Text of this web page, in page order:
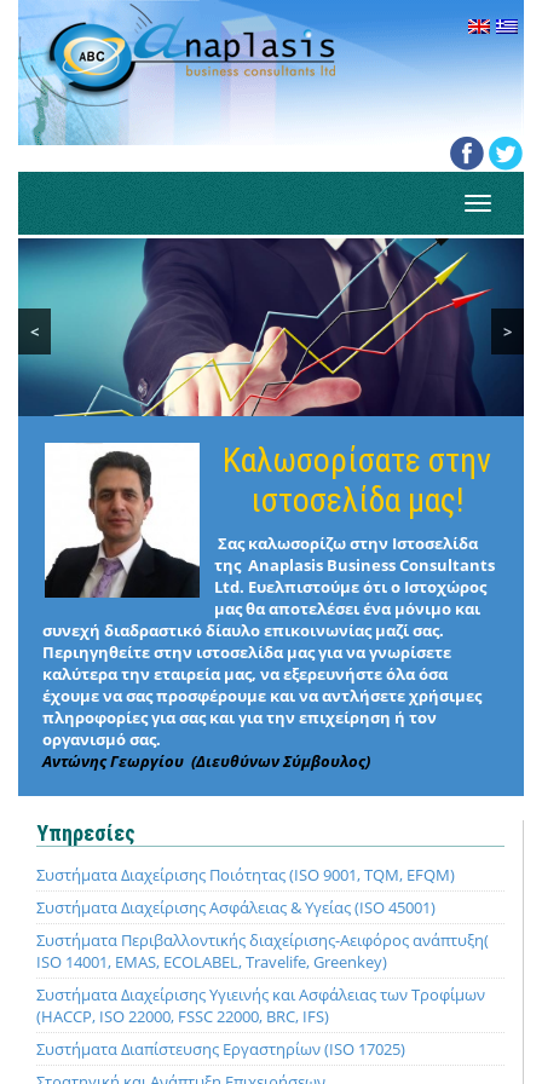
Toggle
< >
Καλωσορίσατε στην
ιστοσελίδα μας!
Σας καλωσορίζω στην Ιστοσελίδα
της Anaplasis Business Consultants
Ltd. Ευελπιστούμε ότι ο Ιστοχώρος
μας θα αποτελέσει ένα μόνιμο και
συνεχή διαδραστικό δίαυλο επικοινωνίας μαζί σας.
Περιηγηθείτε στην ιστοσελίδα μας για να γνωρίσετε
καλύτερα την εταιρεία μας, να εξερευνήστε όλα όσα
έχουμε να σας προσφέρουμε και να αντλήσετε χρήσιμες
πληροφορίες για σας και για την επιχείρηση ή τον
οργανισμό σας.
Αντώνης Γεωργίου (Διευθύνων Σύμβουλος)
Υπηρεσίες
Συστήματα Διαχείρισης Ποιότητας (ISO 9001, TQM, EFQM)
Συστήματα Διαχείρισης Ασφάλειας & Υγείας (ISO 45001)
Συστήματα Περιβαλλοντικής διαχείρισης-Αειφόρος ανάπτυξη(
ISO 14001, EMAS, ECOLABEL, Travelife, Greenkey)
Συστήματα Διαχείρισης Υγιεινής και Ασφάλειας των Τροφίμων
(HACCP, ISO 22000, FSSC 22000, BRC, IFS)
Συστήματα Διαπίστευσης Εργαστηρίων (ISO 17025)